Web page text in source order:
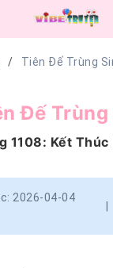
Tiên Đế Trùng
Đế Trùng
1108: Kết Thúc
2026-04-04
|